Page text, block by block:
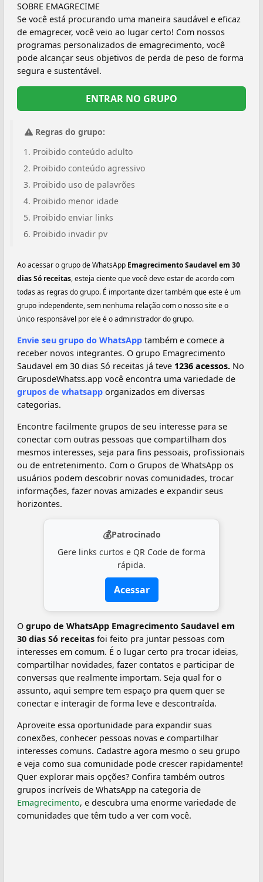
SOBRE EMAGRECIME
Se você está procurando uma maneira saudável e eficaz
de emagrecer, você veio ao lugar certo! Com nossos
programas personalizados de emagrecimento, você
pode alcançar seus objetivos de perda de peso de forma
segura e sustentável.
ENTRAR NO GRUPO
Regras do grupo:
Proibido conteúdo adulto
Proibido conteúdo agressivo
Proibido uso de palavrões
Proibido menor idade
Proibido enviar links
Proibido invadir pv
Ao acessar o grupo de WhatsApp ️Emagrecimento Saudavel em 30
dias Só receitas, esteja ciente que você deve estar de acordo com
todas as regras do grupo. É importante dizer também que este é um
grupo independente, sem nenhuma relação com o nosso site e o
único responsável por ele é o administrador do grupo.
Envie seu grupo do WhatsApp também e comece a
receber novos integrantes. O grupo ️Emagrecimento
Saudavel em 30 dias Só receitas já teve 1236 acessos. No
GruposdeWhatss.app você encontra uma variedade de
grupos de whatsapp organizados em diversas
categorias.
Encontre facilmente grupos de seu interesse para se
conectar com outras pessoas que compartilham dos
mesmos interesses, seja para fins pessoais, profissionais
ou de entretenimento. Com o Grupos de WhatsApp os
usuários podem descobrir novas comunidades, trocar
informações, fazer novas amizades e expandir seus
horizontes.
💰Patrocinado
Gere links curtos e QR Code de forma
rápida.
Acessar
O grupo de WhatsApp ️Emagrecimento Saudavel em
30 dias Só receitas foi feito pra juntar pessoas com
interesses em comum. É o lugar certo pra trocar ideias,
compartilhar novidades, fazer contatos e participar de
conversas que realmente importam. Seja qual for o
assunto, aqui sempre tem espaço pra quem quer se
conectar e interagir de forma leve e descontraída.
Aproveite essa oportunidade para expandir suas
conexões, conhecer pessoas novas e compartilhar
interesses comuns. Cadastre agora mesmo o seu grupo
e veja como sua comunidade pode crescer rapidamente!
Quer explorar mais opções? Confira também outros
grupos incríveis de WhatsApp na categoria de
Emagrecimento, e descubra uma enorme variedade de
comunidades que têm tudo a ver com você.